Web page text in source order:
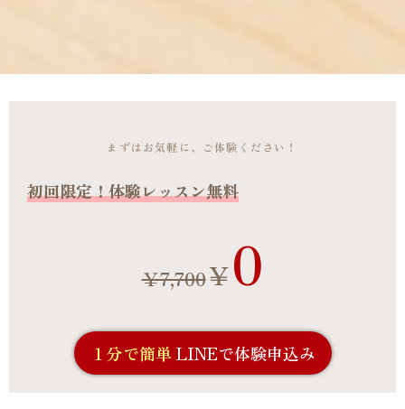
まずはお気軽に、ご体験ください！
初回限定！体験レッスン無料
￥7,700￥0
１分で簡単LINEで体験申込み